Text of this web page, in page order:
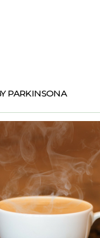
PARKINSONA